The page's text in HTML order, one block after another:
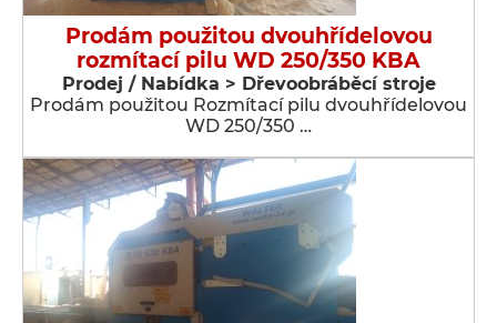
Prodám použitou dvouhřídelovou
rozmítací pilu WD 250/350 KBA
Prodej / Nabídka > Dřevoobráběcí stroje
Prodám použitou Rozmítací pilu dvouhřídelovou
WD 250/350 …